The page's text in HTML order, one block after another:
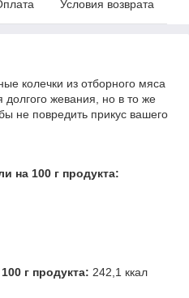
Условия возврата
колечки из отборного мяса
долгого жевания, но в то же
не повредить прикус вашего
на 100 г продукта:
г продукта: 242,1 ккал